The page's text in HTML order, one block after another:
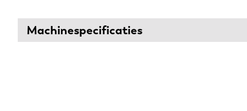
Machinespecificaties